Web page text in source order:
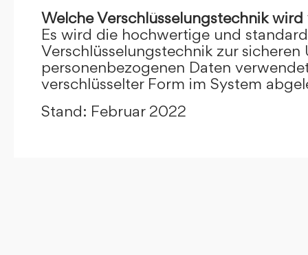
Welche Verschlüsselungstechnik
Es wird die hochwertige und
Verschlüsselungstechnik zur
personenbezogenen Daten
verschlüsselter Form im System
Stand: Februar 2022